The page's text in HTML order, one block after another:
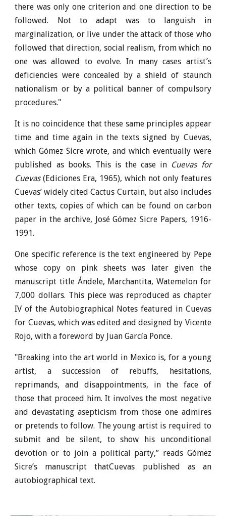
there was only one criterion and one direction to be
followed. Not to adapt was to languish in
marginalization, or live under the attack of those who
followed that direction, social realism, from which no
one was allowed to evolve. In many cases artist’s
deficiencies were concealed by a shield of staunch
nationalism or by a political banner of compulsory
procedures."
It is no coincidence that these same principles appear
time and time again in the texts signed by Cuevas,
which Gómez Sicre wrote, and which eventually were
published as books. This is the case in Cuevas for
Cuevas(Ediciones Era, 1965), which not only features
Cuevas’ widely cited Cactus Curtain, but also includes
other texts, copies of which can be found on carbon
paper in the archive, José Gómez Sicre Papers, 1916-
1991.
One specific reference is the text engineered by Pepe
whose copy on pink sheets was later given the
manuscript title Ándele, Marchantita, Watemelon for
7,000 dollars. This piece was reproduced as chapter
IV of the Autobiographical Notes featured in Cuevas
for Cuevas, which was edited and designed by Vicente
Rojo, with a foreword by Juan García Ponce.
"Breaking into the art world in Mexico is, for a young
artist, a succession of rebuffs, hesitations,
reprimands, and disappointments, in the face of
those that proceed him. It involves the most negative
and devastating asepticism from those one admires
or pretends to follow. The young artist is required to
submit and be silent, to show his unconditional
devotion or to join a political party,” reads Gómez
Sicre’s manuscript thatCuevas published as an
autobiographical text.